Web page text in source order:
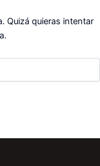
Quizá quieras intentar